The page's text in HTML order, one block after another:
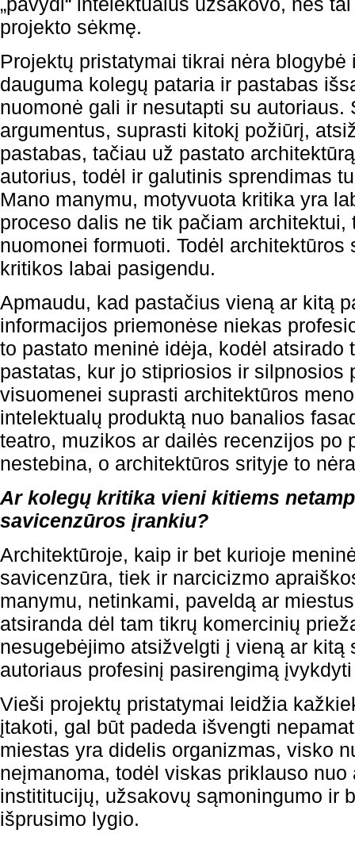
projekto sėkmę.
Projektų pristatymai tikrai nėra blogybė
dauguma kolegų pataria ir pastabas
nuomonė gali ir nesutapti su
argumentus, suprasti kitokį požiūrį,
pastabas, tačiau už pastato
autorius, todėl ir galutinis sprendimas
Mano manymu, motyvuota kritika yra
proceso dalis ne tik pačiam
nuomonei formuoti. Todėl
kritikos labai pasigendu.
Apmaudu, kad pastačius vieną ar kitą
informacijos priemonėse niekas
to pastato meninė idėja, kodėl atsirado
pastatas, kur jo stipriosios ir silpnosios
visuomenei suprasti architektūros
intelektualų produktą nuo banalios
teatro, muzikos ar dailės recenzijos po
nestebina, o architektūros srityje to
Ar kolegų kritika vieni kitiems
savicenzūros įrankiu?
Architektūroje, kaip ir bet kurioje
savicenzūra, tiek ir narcicizmo
manymu, netinkami, paveldą ar
atsiranda dėl tam tikrų komercinių
nesugebėjimo atsižvelgti į vieną ar kitą
autoriaus profesinį pasirengimą
Vieši projektų pristatymai leidžia
įtakoti, gal būt padeda išvengti
miestas yra didelis organizmas, visko
neįmanoma, todėl viskas priklauso
instititucijų, užsakovų sąmoningumo ir
išprusimo lygio.